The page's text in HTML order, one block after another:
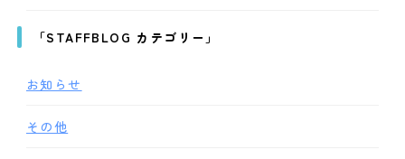
「STAFFBLOG カテゴリー」
お知らせ
その他